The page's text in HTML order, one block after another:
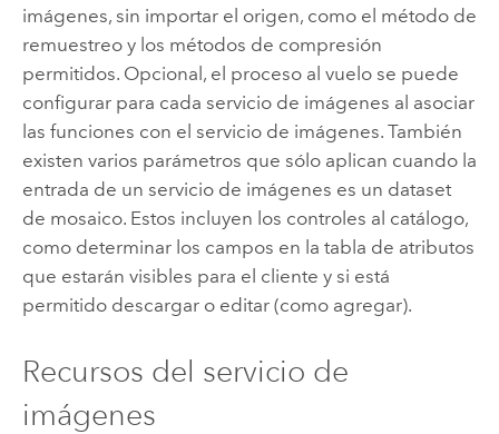
imágenes, sin importar el origen, como el método de
remuestreo y los métodos de compresión
permitidos. Opcional, el proceso al vuelo se puede
configurar para cada servicio de imágenes al asociar
las funciones con el servicio de imágenes. También
existen varios parámetros que sólo aplican cuando la
entrada de un servicio de imágenes es un dataset
de mosaico. Estos incluyen los controles al catálogo,
como determinar los campos en la tabla de atributos
que estarán visibles para el cliente y si está
permitido descargar o editar (como agregar).
Recursos del servicio de
imágenes